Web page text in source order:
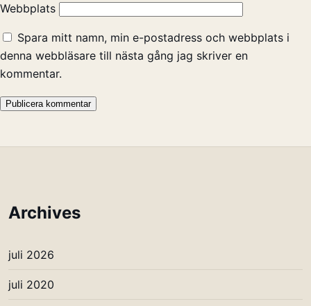
Webbplats
Spara mitt namn, min e-postadress och webbplats i
denna webbläsare till nästa gång jag skriver en
kommentar.
Archives
juli 2026
juli 2020